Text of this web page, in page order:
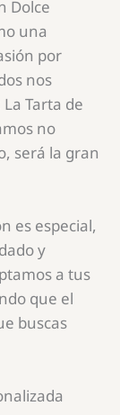
Dolce
una
por
nos
Tarta de
no
será la gran
es especial,
y
a tus
que el
buscas